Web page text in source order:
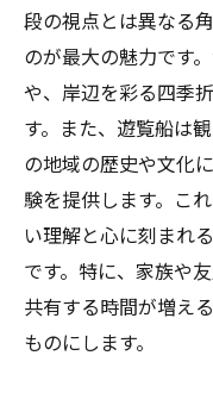
段の視点とは異なる
のが最大の魅力です
や、岸辺を彩る四季
す。また、遊覧船は
の地域の歴史や文化
験を提供します。こ
い理解と心に刻まれ
です。特に、家族や
共有する時間が増え
ものにします。